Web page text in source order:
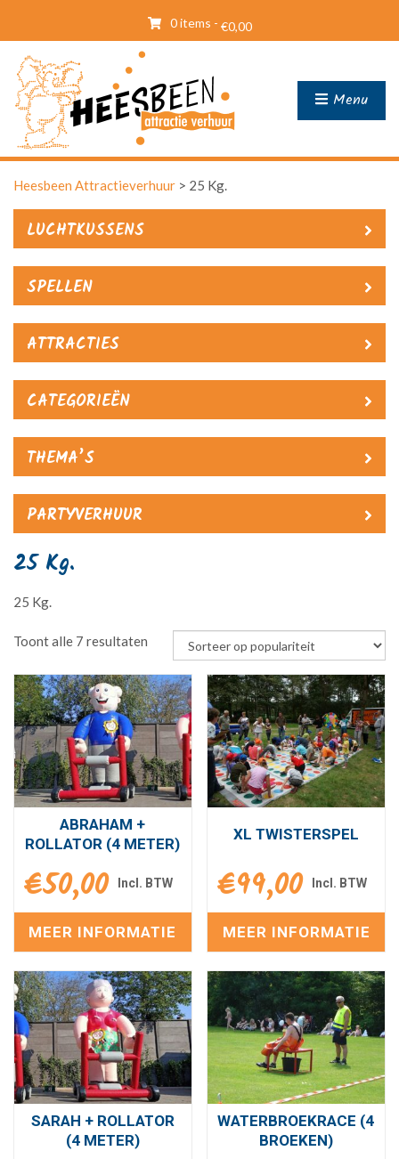
0 items - €0,00
Menu
Heesbeen Attractieverhuur > 25 Kg.
LUCHTKUSSENS
SPELLEN
ATTRACTIES
CATEGORIEËN
THEMA’S
PARTYVERHUUR
25 Kg.
25 Kg.
Toont alle 7 resultaten Gesorteerd
populariteit
ABRAHAM +
ROLLATOR (4 METER)
€50,00
MEER INFORMATIE
XL TWISTERSPEL
€99,00
MEER INFORMATIE
SARAH + ROLLATOR
(4 METER)
WATERBROEKRACE (4
BROEKEN)